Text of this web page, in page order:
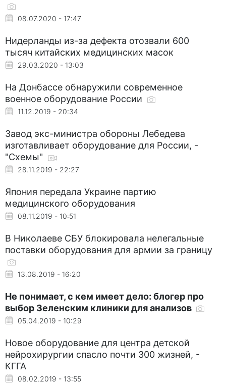
08.07.2020 - 17:47
Нидерланды из-за дефекта отозвали 600
тысяч китайских медицинских масок
29.03.2020 - 13:03
На Донбассе обнаружили современное
военное оборудование России
11.12.2019 - 20:34
Завод экс-министра обороны Лебедева
изготавливает оборудование для России, -
"Схемы"
28.11.2019 - 22:27
Япония передала Украине партию
медицинского оборудования
08.11.2019 - 10:51
В Николаеве СБУ блокировала нелегальные
поставки оборудования для армии за границу
13.08.2019 - 16:20
Не понимает, с кем имеет дело: блогер про
выбор Зеленским клиники для анализов
05.04.2019 - 10:29
Новое оборудование для центра детской
нейрохирургии спасло почти 300 жизней, -
КГГА
08.02.2019 - 13:55